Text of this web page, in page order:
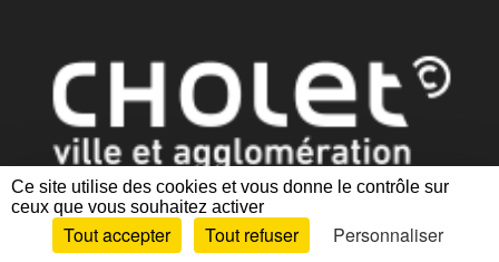
Ce site utilise des cookies et vous donne le contrôle sur
ceux que vous souhaitez activer
Tout accepter Tout refuser
Personnaliser
Mentions légales|Politique de confidentialité
des cookies |Plan du site Accessibilité : partiellement conforme